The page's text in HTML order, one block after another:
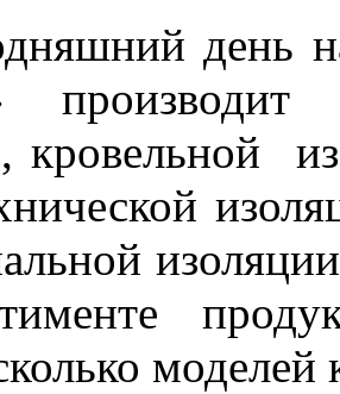
день
кровельной